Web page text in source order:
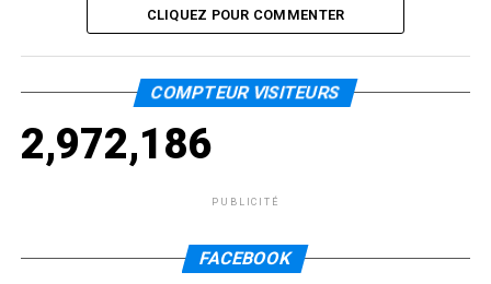
CLIQUEZ POUR COMMENTER
COMPTEUR VISITEURS
2,972,186
PUBLICITÉ
FACEBOOK